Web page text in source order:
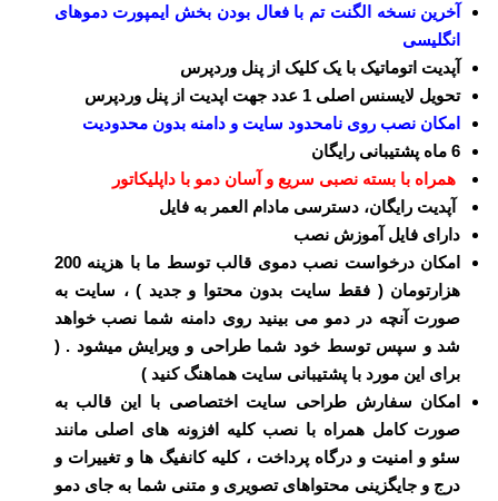
آخرین نسخه الگنت تم با فعال بودن بخش ایمپورت دموهای
انگلیسی
آپدیت اتوماتیک با یک کلیک از پنل وردپرس
تحویل لایسنس اصلی 1 عدد جهت اپدیت از پنل وردپرس
امکان نصب روی نامحدود سایت و دامنه بدون محدودیت
6 ماه پشتیبانی رایگان
همراه با بسته نصبی سریع و آسان دمو با داپلیکاتور
آپدیت رایگان، دسترسی مادام العمر به فایل
دارای فایل آموزش نصب
امکان درخواست نصب دموی قالب توسط ما با هزینه 200
هزارتومان ( فقط سایت بدون محتوا و جدید ) ، سایت به
صورت آنچه در دمو می بینید روی دامنه شما نصب خواهد
شد و سپس توسط خود شما طراحی و ویرایش میشود . (
برای این مورد با پشتیبانی سایت هماهنگ کنید )
امکان سفارش طراحی سایت اختصاصی با این قالب به
صورت کامل همراه با نصب کلیه افزونه های اصلی مانند
سئو و امنیت و درگاه پرداخت ، کلیه کانفیگ ها و تغییرات و
درج و جایگزینی محتواهای تصویری و متنی شما به جای دمو